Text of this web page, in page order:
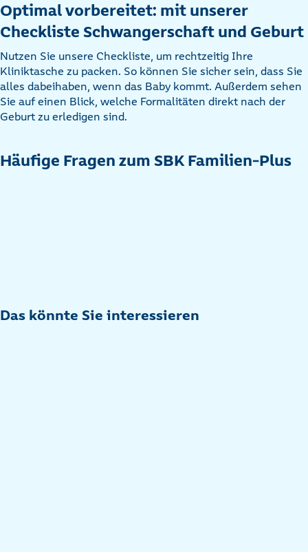
Optimal vorbereitet: mit unserer
Checkliste Schwangerschaft und Geburt
Nutzen Sie unsere Checkliste, um rechtzeitig Ihre
Kliniktasche zu packen. So können Sie sicher sein, dass Sie
alles dabeihaben, wenn das Baby kommt. Außerdem sehen
Sie auf einen Blick, welche Formalitäten direkt nach der
Geburt zu erledigen sind.
Häufige Fragen zum SBK Familien-Plus
Das könnte Sie interessieren